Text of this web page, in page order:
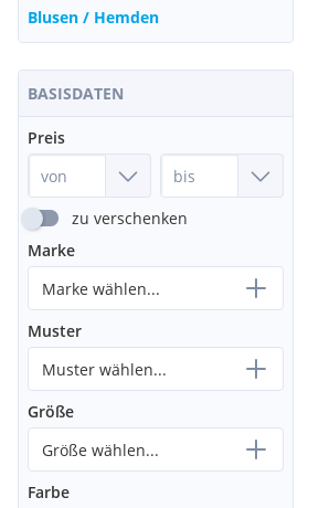
Blusen / Hemden
BASISDATEN
Preis
zu verschenken
Marke
Marke wählen...
Muster
Muster wählen...
Größe
Größe wählen...
Farbe